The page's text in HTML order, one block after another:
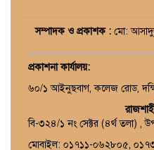
সম্পাদক ও প্রকাশক : মো:
প্রকাশনা কার্যালয়:
৬০/১ আইনুছবাগ, কলেজ রোড,
বি-৩২৪/১ নং সেক্টর (৪র্থ তলা) ,
মোবাইল: ০১৭১১-০৬২৮০৫,